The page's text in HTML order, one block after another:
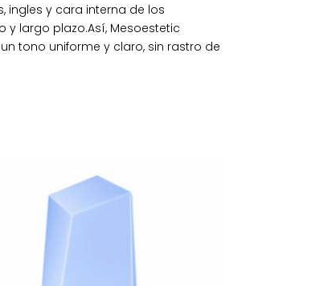
ingles y cara interna de los
largo plazo.Así, Mesoestetic
tono uniforme y claro, sin rastro de